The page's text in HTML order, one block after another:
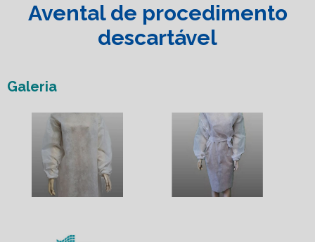
Avental de procedimento
descartável
Galeria